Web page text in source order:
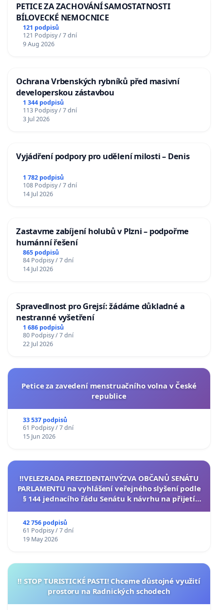
PETICE ZA ZACHOVÁNÍ SAMOSTATNOSTI
BÍLOVECKÉ NEMOCNICE
121 podpisů
121 Podpisy / 7 dní
9 Aug 2026
Ochrana Vrbenských rybníků před masivní
developerskou zástavbou
1 344 podpisů
113 Podpisy / 7 dní
3 Jul 2026
Vyjádření podpory pro udělení milosti – Denis
1 782 podpisů
108 Podpisy / 7 dní
14 Jul 2026
Zastavme zabíjení holubů v Plzni – podpořme
humánní řešení
865 podpisů
84 Podpisy / 7 dní
14 Jul 2026
Spravedlnost pro Grejsí: žádáme důkladné a
nestranné vyšetření
1 686 podpisů
80 Podpisy / 7 dní
22 Jul 2026
Petice za zavedení menstruačního volna v České
republice
33 537 podpisů
61 Podpisy / 7 dní
15 Jun 2026
‼️VELEZRADA PREZIDENTA‼️VÝZVA OBČANŮ SENÁTU
PARLAMENTU na vyhlášení veřejného slyšení podle
§ 144 jednacího řádu Senátu k návrhu na přijetí
42 756 podpisů
61 Podpisy / 7 dní
19 May 2026
‼️ STOP TURISTICKÉ PASTI! Chceme důstojné využití
prostoru na Radnických schodech